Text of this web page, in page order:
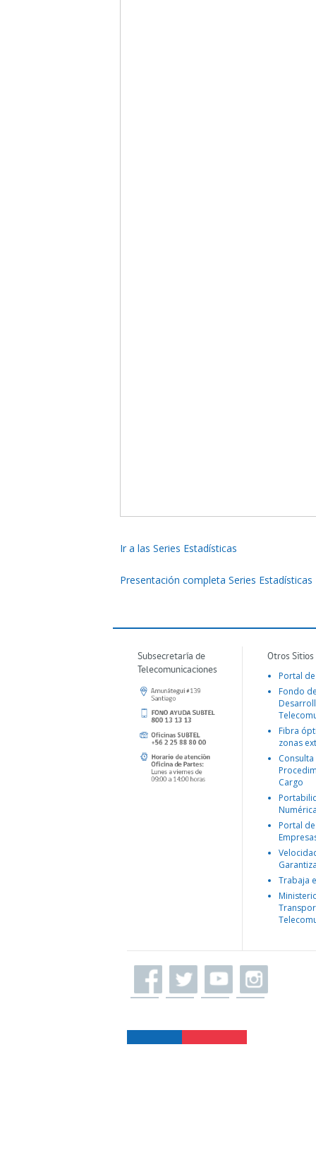
Ir a las Series Estadísticas
Presentación completa Series
Subsecretaría de
Telecomunicaciones
Otros
Portal
Fondo
Fibra
zonas
Consulta
Cargo
Portal
Trabaja